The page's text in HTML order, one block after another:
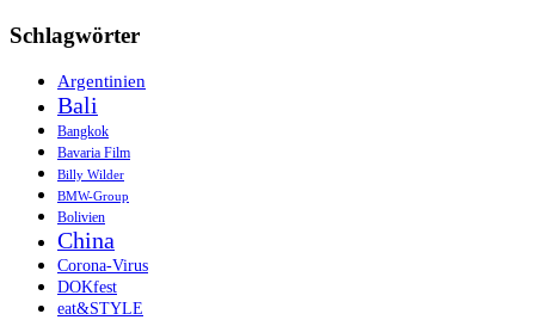
Schlagwörter
Argentinien
Bali
Bangkok
Bavaria Film
Billy Wilder
BMW-Group
Bolivien
China
Corona-Virus
DOKfest
eat&STYLE